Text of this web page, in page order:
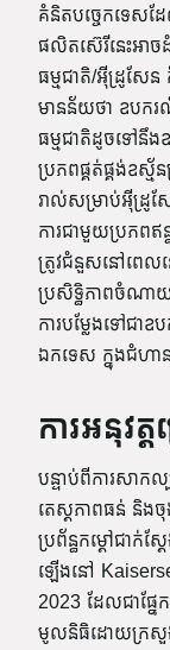
គំនិតបច្ចេកទេសដ
ផលិតស៊េរីនេះអាច
ធម្មជាតិ/អ៊ីដ្រូសែ
មានន័យថា ឧបករ
ធម្មជាតិដូចទៅនឹ
ប្រភពផ្គត់ផ្គង់ឧស្ម័
រាល់សម្រាប់អ៊ីដ្រូស
ការជាមួយប្រភពឥ
ត្រូវជំនួសនៅពេល
ប្រសិទ្ធិភាពចំណាយ
ការបម្លែងទៅជា
ឯកទេស ក្នុងជំហា
ការអនុវត្
បន្ទាប់ពីការសាក
តេស្តភាពធន់ និង
ប្រព័ន្ធកម្ដៅជាក់ស្
ឡើងនៅ
2023 ដែលជាផ្ន
មូលនិធិដោយក្រសួង